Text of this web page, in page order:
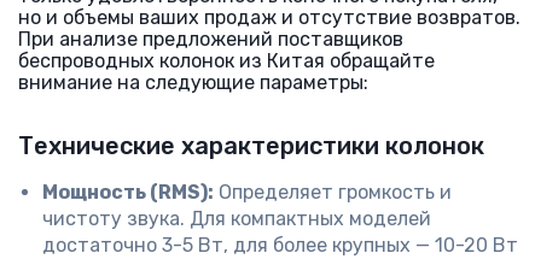
но и объемы ваших продаж и отсутствие возвратов.
При анализе предложений поставщиков
беспроводных колонок из Китая обращайте
внимание на следующие параметры:
Технические характеристики колонок
Мощность (RMS): Определяет громкость и
чистоту звука. Для компактных моделей
достаточно 3-5 Вт, для более крупных — 10-20 Вт